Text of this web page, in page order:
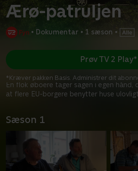
Ærø-patruljen
• Dokumentar • 1 sæson •
En flok øboere tager sagen i egen hånd,
at flere EU-borgere benytter huse
Prøv TV 2 Play*
*Kræver pakken Basis. Administrer dit
Sæson 1